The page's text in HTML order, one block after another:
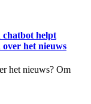
chatbot helpt
het nieuws
het nieuws? Om